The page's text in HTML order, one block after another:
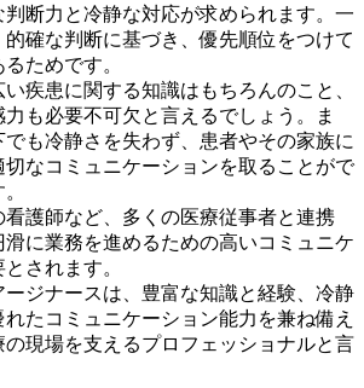
断力と冷静な対応が求められます。一
的確な判断に基づき、優先順位をつけて
ためです。
疾患に関する知識はもちろんのこと、
も必要不可欠と言えるでしょう。ま
も冷静さを失わず、患者やその家族に
なコミュニケーションを取ることがで
看護師など、多くの医療従事者と連携
滑に業務を進めるための高いコミュニケ
されます。
ジナースは、 豊富な知識と経験、冷静
たコミュニケーション能力を兼ね備え
現場を支えるプロフェッショナルと言